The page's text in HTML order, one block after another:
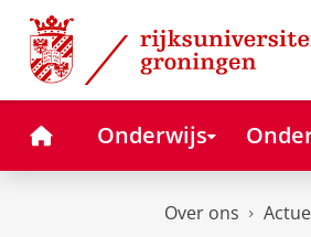
Skip
Content
Skip
Navigation
HomeOnderwijs
Over ons